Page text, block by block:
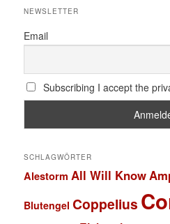
NEWSLETTER
Email
Subscribing I accept the
SCHLAGWÖRTER
Alestorm All Will Know
Blutengel Coppelius